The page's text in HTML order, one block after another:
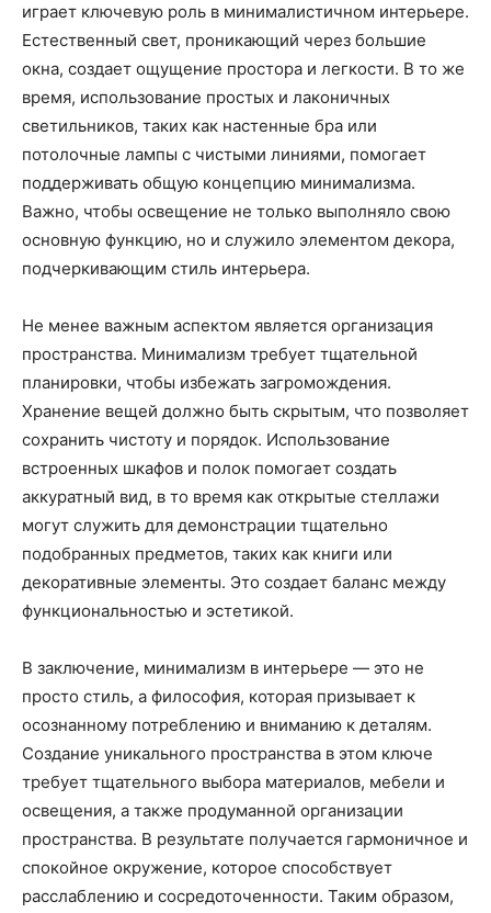
играет ключевую роль в минималистичном интерьере.
Естественный свет, проникающий через большие
окна, создает ощущение простора и легкости. В то же
время, использование простых и лаконичных
светильников, таких как настенные бра или
потолочные лампы с чистыми линиями, помогает
поддерживать общую концепцию минимализма.
Важно, чтобы освещение не только выполняло свою
основную функцию, но и служило элементом декора,
подчеркивающим стиль интерьера.
Не менее важным аспектом является организация
пространства. Минимализм требует тщательной
планировки, чтобы избежать загромождения.
Хранение вещей должно быть скрытым, что позволяет
сохранить чистоту и порядок. Использование
встроенных шкафов и полок помогает создать
аккуратный вид, в то время как открытые стеллажи
могут служить для демонстрации тщательно
подобранных предметов, таких как книги или
декоративные элементы. Это создает баланс между
функциональностью и эстетикой.
В заключение, минимализм в интерьере — это не
просто стиль, а философия, которая призывает к
осознанному потреблению и вниманию к деталям.
Создание уникального пространства в этом ключе
требует тщательного выбора материалов, мебели и
освещения, а также продуманной организации
пространства. В результате получается гармоничное и
спокойное окружение, которое способствует
расслаблению и сосредоточенности. Таким образом,